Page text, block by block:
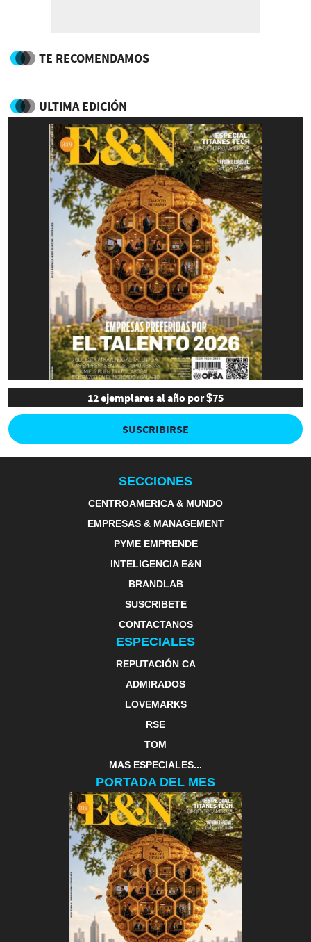
TE RECOMENDAMOS
ULTIMA EDICIÓN
12 ejemplares al año por $75
SUSCRIBIRSE
SECCIONES
CENTROAMERICA & MUNDO
EMPRESAS & MANAGEMENT
PYME EMPRENDE
INTELIGENCIA E&N
BRANDLAB
SUSCRIBETE
CONTACTANOS
ESPECIALES
REPUTACIÓN CA
ADMIRADOS
LOVEMARKS
RSE
TOM
MAS ESPECIALES...
PORTADA DEL MES